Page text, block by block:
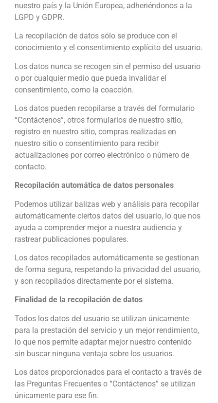
nuestro país y la Unión Europea, adheriéndonos a la
LGPD y GDPR.
La recopilación de datos sólo se produce con el
conocimiento y el consentimiento explícito del usuario.
Los datos nunca se recogen sin el permiso del usuario
o por cualquier medio que pueda invalidar el
consentimiento, como la coacción.
Los datos pueden recopilarse a través del formulario
“Contáctenos”, otros formularios de nuestro sitio,
registro en nuestro sitio, compras realizadas en
nuestro sitio o consentimiento para recibir
actualizaciones por correo electrónico o número de
contacto.
Recopilación automática de datos personales
Podemos utilizar balizas web y análisis para recopilar
automáticamente ciertos datos del usuario, lo que nos
ayuda a comprender mejor a nuestra audiencia y
rastrear publicaciones populares.
Los datos recopilados automáticamente se gestionan
de forma segura, respetando la privacidad del usuario,
y son recopilados directamente por el sistema.
Finalidad de la recopilación de datos
Todos los datos del usuario se utilizan únicamente
para la prestación del servicio y un mejor rendimiento,
lo que nos permite adaptar mejor nuestro contenido
sin buscar ninguna ventaja sobre los usuarios.
Los datos proporcionados para el contacto a través de
las Preguntas Frecuentes o “Contáctenos” se utilizan
únicamente para ese fin.